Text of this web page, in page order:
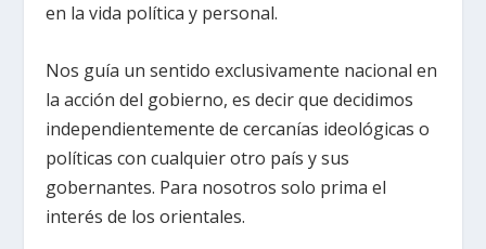
en la vida política y personal.
Nos guía un sentido exclusivamente nacional en
la acción del gobierno, es decir que decidimos
independientemente de cercanías ideológicas o
políticas con cualquier otro país y sus
gobernantes. Para nosotros solo prima el
interés de los orientales.